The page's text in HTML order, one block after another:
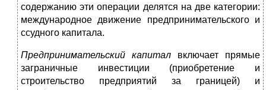
содержанию эти операции делятся на две категории:
международное движение предпринимательского и
ссудного капитала.
Предпринимательский капитал включает прямые
заграничные инвестиции (приобретение и
строительство предприятий за границей) и